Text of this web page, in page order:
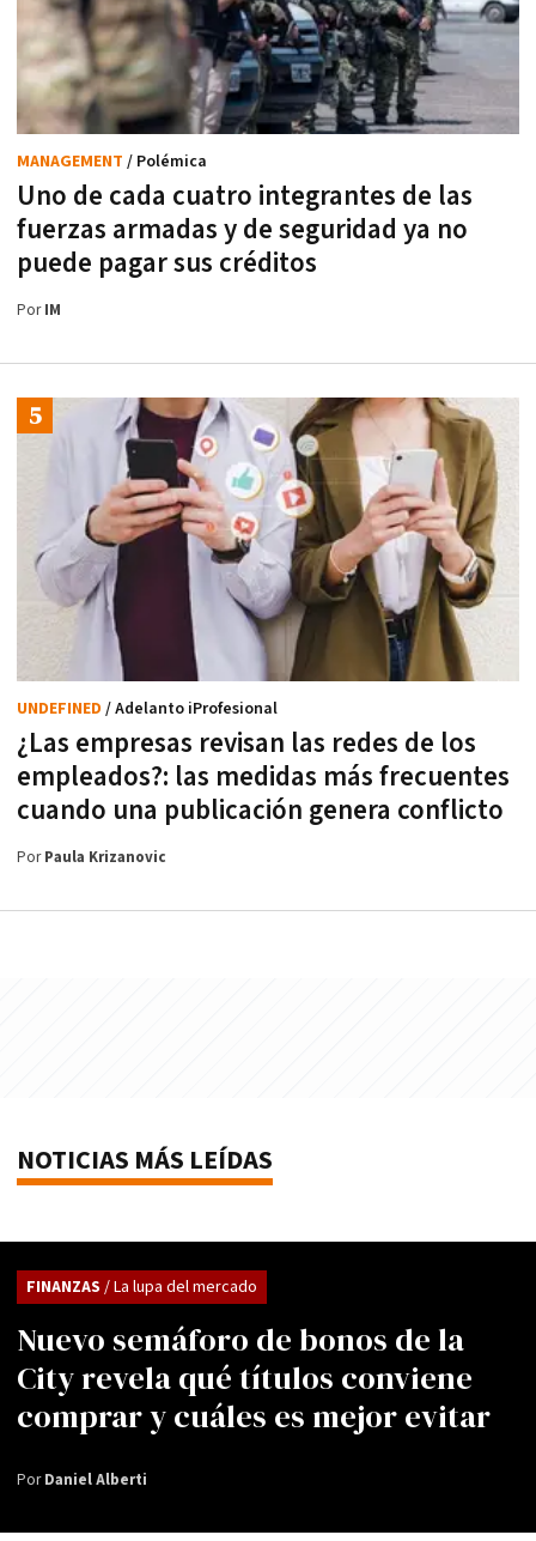
Uno de cada cuatro integrantes de las
fuerzas armadas y de seguridad ya no
puede pagar sus créditos
MANAGEMENT / Polémica
PorIM
¿Las empresas revisan las redes de los
empleados?: las medidas más frecuentes
cuando una publicación genera conflicto
UNDEFINED / Adelanto iProfesional
PorPaula Krizanovic
NOTICIAS MÁS LEÍDAS
Nuevo semáforo de bonos de la
City revela qué títulos conviene
comprar y cuáles es mejor evitar
FINANZAS / La lupa del mercado
PorDaniel Alberti